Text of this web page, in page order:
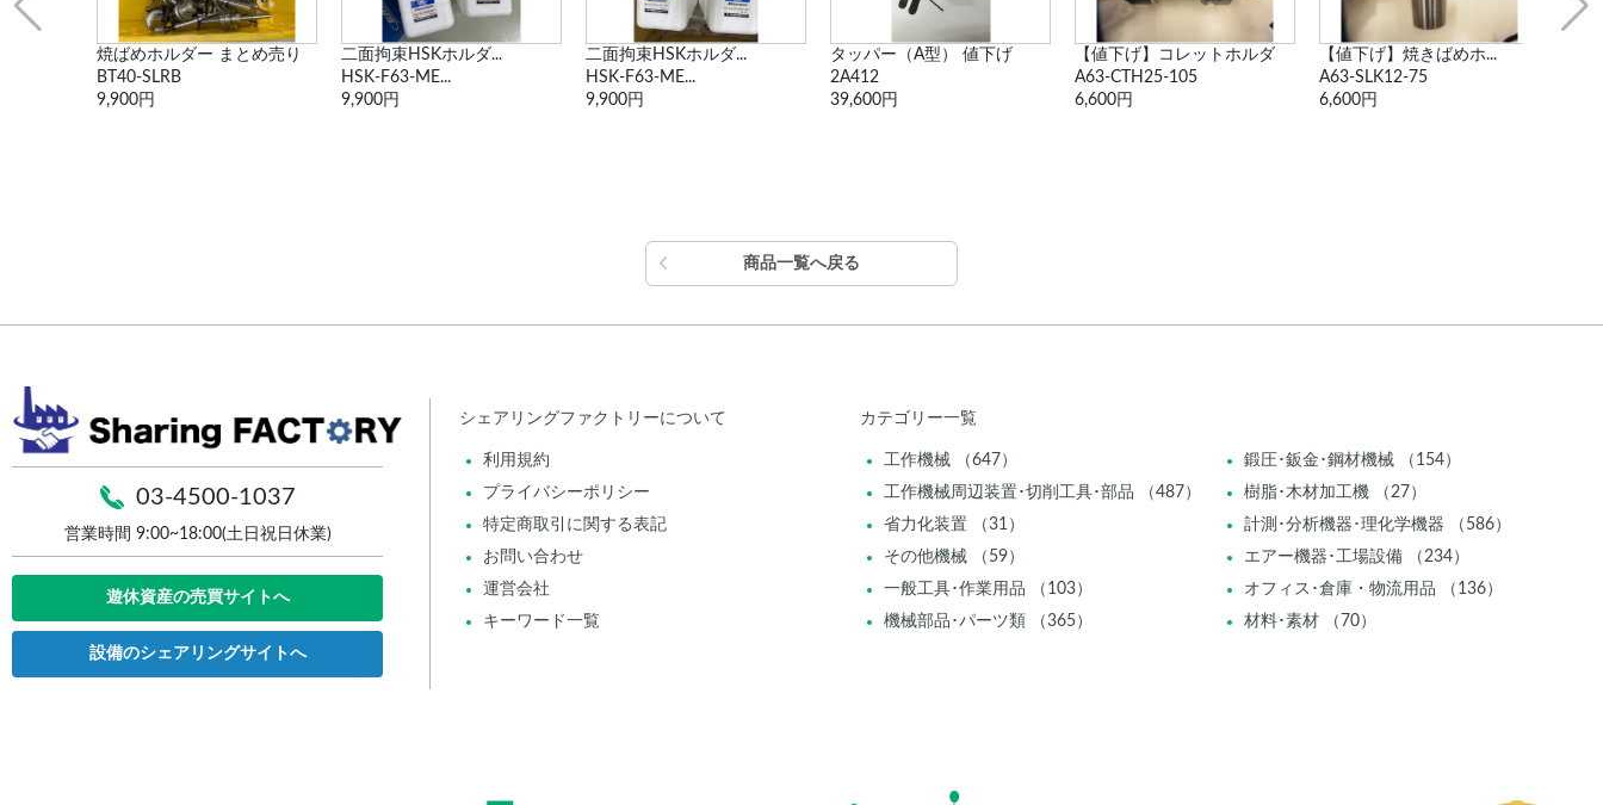
焼ばめホルダー まとめ売り
BT40-SLRB
9,900円
二面拘束HSKホルダ...
HSK-F63-ME...
9,900円
二面拘束HSKホルダ...
HSK-F63-ME...
9,900円
タッパー（A型） 値下げ
2A412
39,600円
【値下げ】コレットホルダ
A63-CTH25-105
6,600円
【値下げ】焼きばめホ...
A63-SLK12-75
6,600円
商品一覧へ戻る
03-4500-1037
営業時間 9:00~18:00(土日祝日休業)
遊休資産の売買サイトへ
設備のシェアリングサイトへ
シェアリングファクトリーについて
利用規約
プライバシーポリシー
特定商取引に関する表記
お問い合わせ
運営会社
キーワード一覧
カテゴリー一覧
工作機械 （647）
鍛圧･鈑金･鋼材機械 （154）
工作機械周辺装置･切削工具･部品 （487）
樹脂･木材加工機 （27）
省力化装置 （31）
計測･分析機器･理化学機器 （586）
その他機械 （59）
エアー機器･工場設備 （234）
一般工具･作業用品 （103）
オフィス･倉庫・物流用品 （136）
機械部品･パーツ類 （365）
材料･素材 （70）